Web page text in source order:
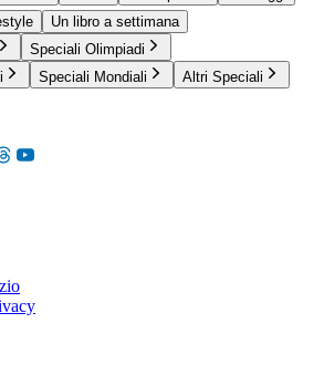
Un libro a settimana
Speciali Olimpiadi
Speciali Mondiali Altri Speciali